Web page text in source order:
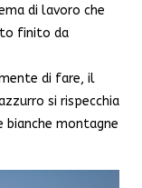
di lavoro che
finito da
di fare, il
si rispecchia
bianche montagne